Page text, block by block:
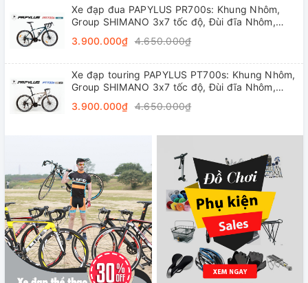
Xe đạp đua PAPYLUS PR700s: Khung Nhôm,
Group SHIMANO 3x7 tốc độ, Đùi đĩa Nhôm,
3.900.000₫ 4.650.000₫
Xe đạp touring PAPYLUS PT700s: Khung Nhôm,
Group SHIMANO 3x7 tốc độ, Đùi đĩa Nhôm,
3.900.000₫ 4.650.000₫